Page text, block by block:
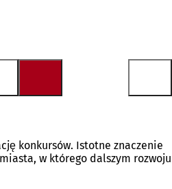
konkursów. Istotne znaczenie
w którego dalszym rozwoju